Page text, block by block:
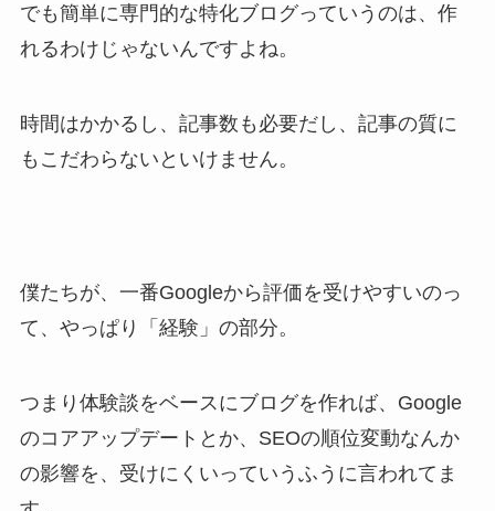
でも簡単に専門的な特化ブログっていうのは、作
れるわけじゃないんですよね。
時間はかかるし、記事数も必要だし、記事の質に
もこだわらないといけません。
僕たちが、一番Googleから評価を受けやすいのっ
て、やっぱり「経験」の部分。
つまり体験談をベースにブログを作れば、Google
のコアアップデートとか、SEOの順位変動なんか
の影響を、受けにくいっていうふうに言われてま